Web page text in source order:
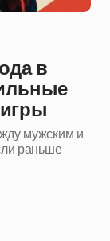
в
мужским и
раньше